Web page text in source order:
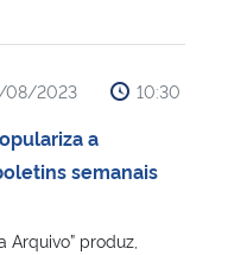
08/2023 10:30
a
semanais
Arquivo” produz,